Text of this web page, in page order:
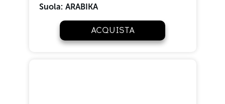
Suola: ARABIKA
ACQUISTA